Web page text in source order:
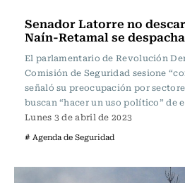
Senador Latorre no
Naín-Retamal se
El parlamentario de Revolución
Comisión de Seguridad sesione
señaló su preocupación por
buscan “hacer un uso político” de
Lunes 3 de abril de 2023
# Agenda de Seguridad